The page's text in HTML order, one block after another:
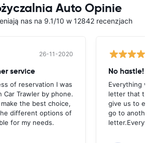
Auto Opinie
nas na 9.1/10 w 12842 recenzjach
26-11-2020
service
of reservation I was
Car Trawler by phone.
the best choice,
different options of
for my needs.
No hastle!
Everything
letter that
give us to
go to